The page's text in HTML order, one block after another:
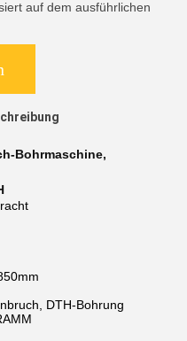
auf dem ausführlichen
Bohrmaschine,
DTH-Bohrung